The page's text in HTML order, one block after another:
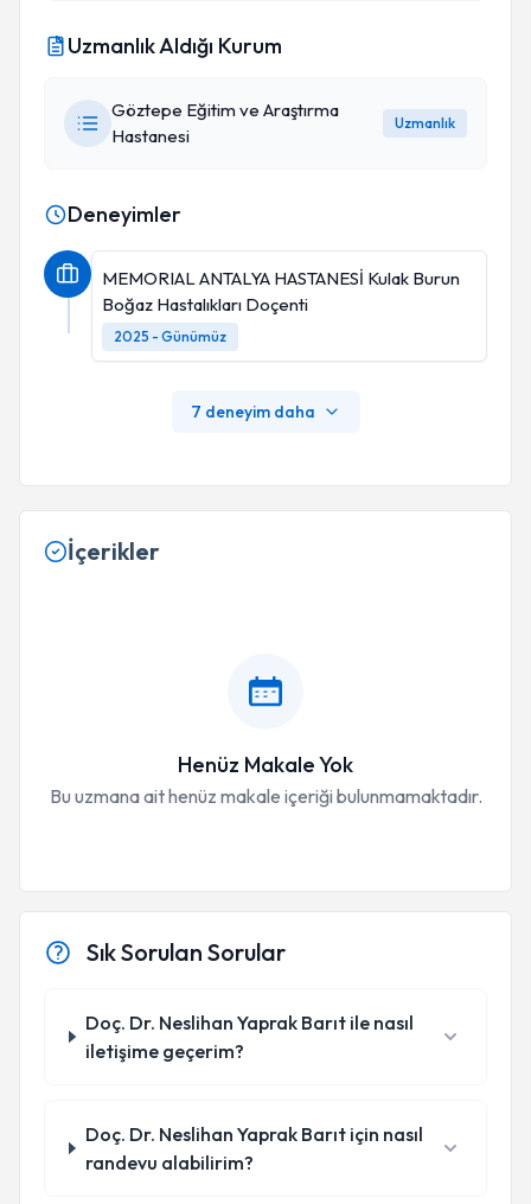
Uzmanlık Aldığı Kurum
Göztepe Eğitim ve Araştırma
Hastanesi
Uzmanlık
Deneyimler
MEMORIAL ANTALYA HASTANESİ Kulak Burun
Boğaz Hastalıkları Doçenti
2025 - Günümüz
7 deneyim daha
İçerikler
Henüz Makale Yok
Bu uzmana ait henüz makale içeriği bulunmamaktadır.
Sık Sorulan Sorular
Doç. Dr. Neslihan Yaprak Barıt ile nasıl
iletişime geçerim?
Doç. Dr. Neslihan Yaprak Barıt için nasıl
randevu alabilirim?